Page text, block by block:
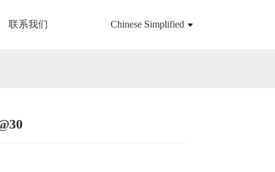
联系我们 Chinese Simplified